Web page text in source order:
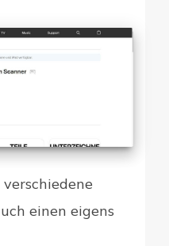
einen eigens